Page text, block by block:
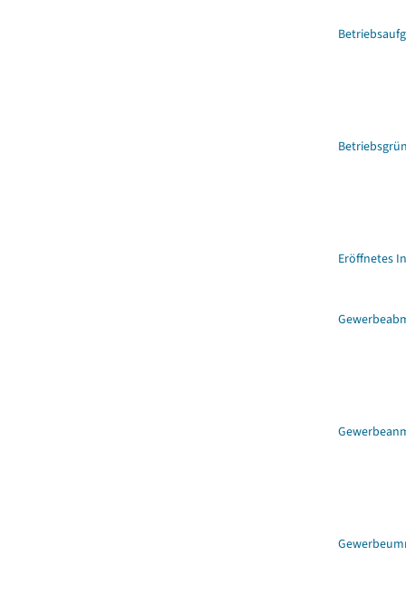
Eröffnetes